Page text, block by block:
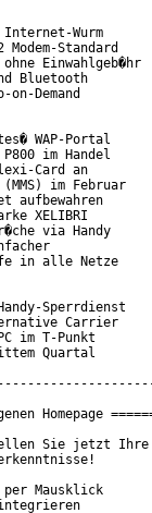
Wurm
Modem-Standard
Einwahlgeb�hr
Bluetooth
on-Demand
WAP-Portal
im Handel
Card an
im Februar
aufbewahren
XELIBRI
via Handy
in alle Netze
Sperrdienst
Carrier
im T-Punkt
Quartal
Homepage
Sie jetzt Ihre
Mausklick